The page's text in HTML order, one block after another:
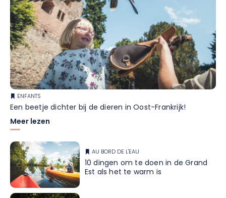
ENFANTS
Een beetje dichter bij de dieren in Oost-Frankrijk!
Meer lezen
AU BORD DE L'EAU
10 dingen om te doen in de Grand
Est als het te warm is